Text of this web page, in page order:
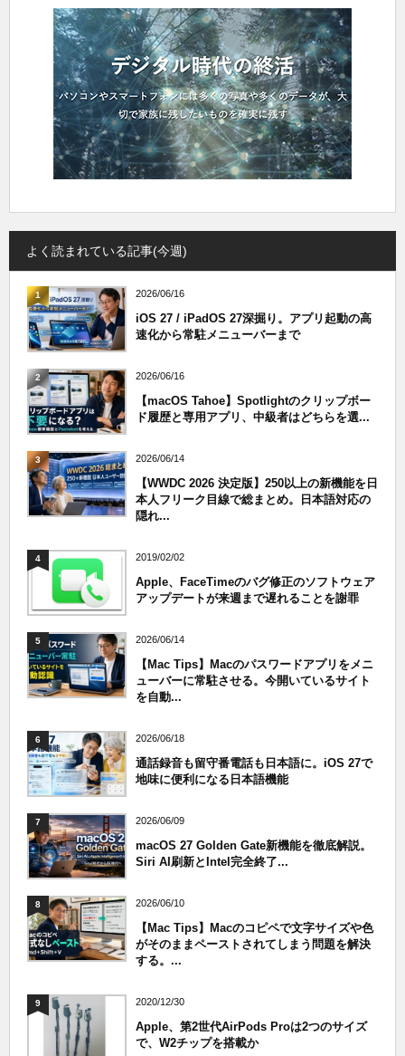
よく読まれている記事(今週)
1 2026/06/16
iOS 27 / iPadOS 27深掘り。アプリ起動の高
速化から常駐メニューバーまで
2 2026/06/16
【macOS Tahoe】Spotlightのクリップボー
ド履歴と専用アプリ、中級者はどちらを選...
3 2026/06/14
【WWDC 2026 決定版】250以上の新機能を日
本人フリーク目線で総まとめ。日本語対応の
隠れ...
4 2019/02/02
Apple、FaceTimeのバグ修正のソフトウェア
アップデートが来週まで遅れることを謝罪
5 2026/06/14
【Mac Tips】Macのパスワードアプリをメニ
ューバーに常駐させる。今開いているサイト
を自動...
6 2026/06/18
通話録音も留守番電話も日本語に。iOS 27で
地味に便利になる日本語機能
7 2026/06/09
macOS 27 Golden Gate新機能を徹底解説。
Siri AI刷新とIntel完全終了...
8 2026/06/10
【Mac Tips】Macのコピペで文字サイズや色
がそのままペーストされてしまう問題を解決
する。...
9 2020/12/30
Apple、第2世代AirPods Proは2つのサイズ
で、W2チップを搭載か